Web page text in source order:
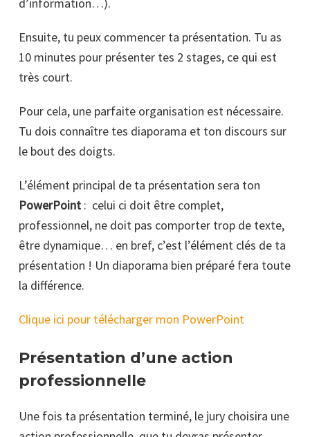
Ensuite, tu peux commencer ta présentation. Tu as
10 minutes pour présenter tes 2 stages, ce qui est
très court.
Pour cela, une parfaite organisation est nécessaire.
Tu dois connaître tes diaporama et ton discours sur
le bout des doigts.
L’élément principal de ta présentation sera ton
PowerPoint : celui ci doit être complet,
professionnel, ne doit pas comporter trop de texte,
être dynamique… en bref, c’est l’élément clés de ta
présentation ! Un diaporama bien préparé fera toute
la différence.
Clique ici pour télécharger mon PowerPoint
Présentation d’une action
professionnelle
Une fois ta présentation terminé, le jury choisira une